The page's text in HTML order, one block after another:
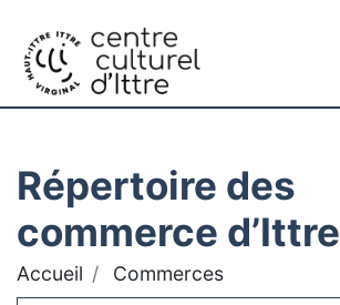
Répertoire des
commerce d’Ittre
Accueil Commerces